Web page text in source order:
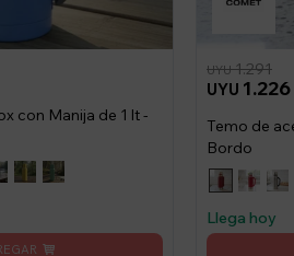
con Manija de 1 lt -
UYU 1.226
UYU 1.291
Temo de
Bordo
Llega hoy